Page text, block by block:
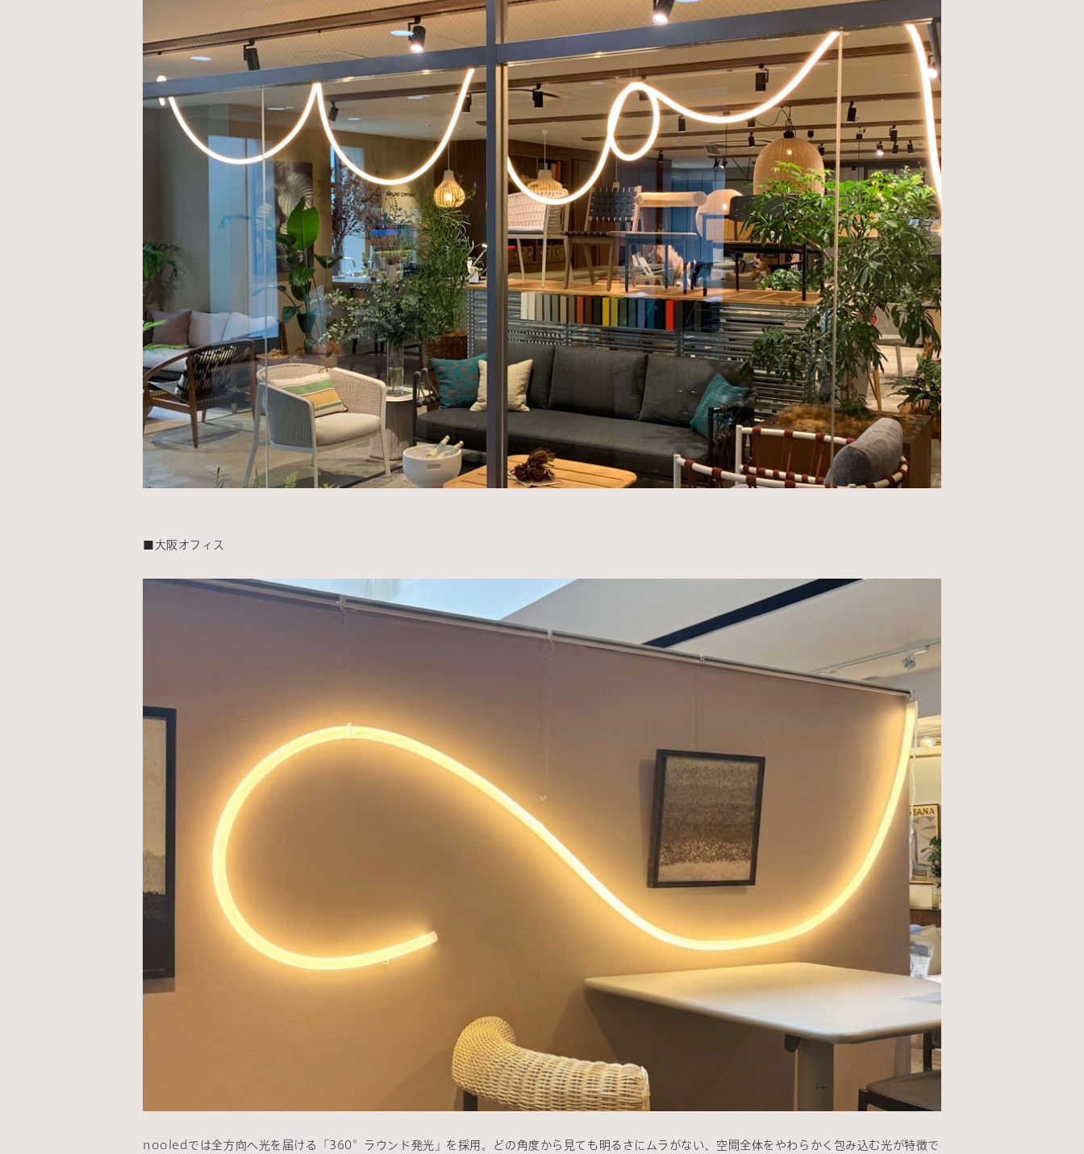
■大阪オフィス
nooledでは全方向へ光を届ける「360°ラウンド発光」を採用。どの角度から見ても明るさにムラがない、空間全体をやわらかく包み込む光が特徴で